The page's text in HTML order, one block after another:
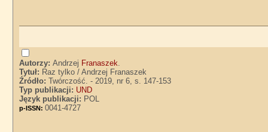
Autorzy:Andrzej Franaszek.
Tytuł: Raz tylko / Andrzej Franaszek
Źródło:Twórczość. - 2019, nr 6, s. 147-153
Typ publikacji: UND
Język publikacji: POL
p-ISSN:0041-4727